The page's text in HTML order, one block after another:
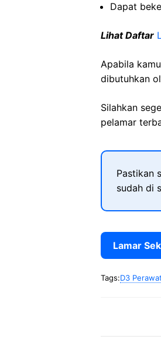
Dapat
Lihat Daftar
Apabila
dibutuhkan
Silahkan
pelamar
Pastikan
sudah di
Lamar
Tags:D3 Perawat